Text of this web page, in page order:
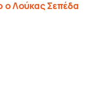
ο Λούκας Σεπέδα